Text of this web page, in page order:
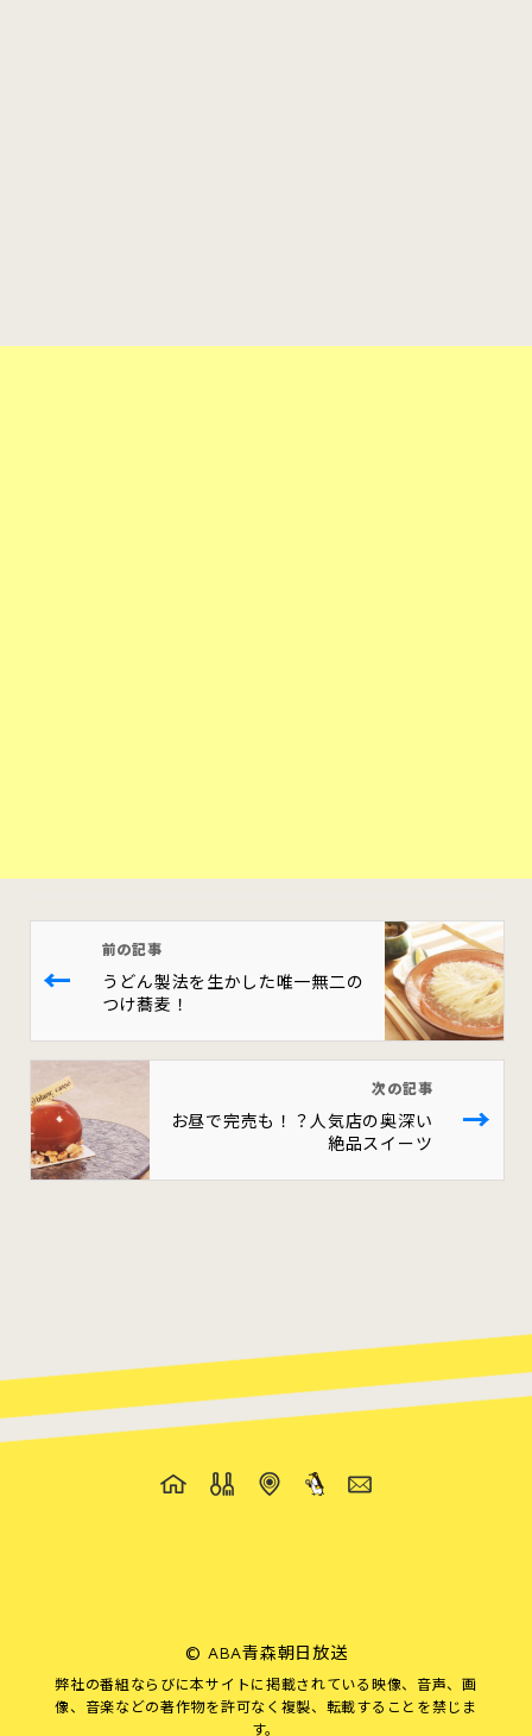
←
前の記事
うどん製法を生かした唯一無二の
つけ蕎麦！
次の記事
お昼で完売も！？人気店の奥深い
絶品スイーツ
→
©ABA青森朝日放送
弊社の番組ならびに本サイトに掲載されている映像、音声、画
像、音楽などの著作物を許可なく複製、転載することを禁じま
す。